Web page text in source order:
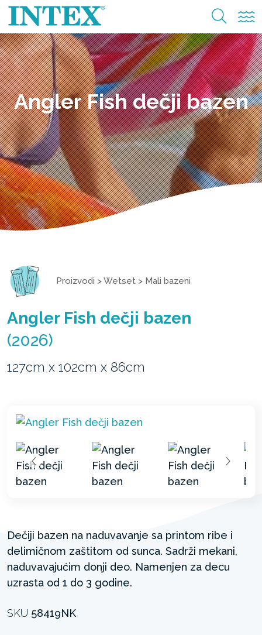
Angler Fish dečji bazen
Proizvodi >Wetset > Mali bazeni
Angler Fish dečji bazen
(2026)
127cm x 102cm x 86cm
Dečiji bazen na naduvavanje sa printom ribe i
delimičnom zaštitom od sunca. Sadrži mekani,
naduvavajućim donji deo. Namenjen za decu
uzrasta od 1 do 3 godine.
SKU 58419NK